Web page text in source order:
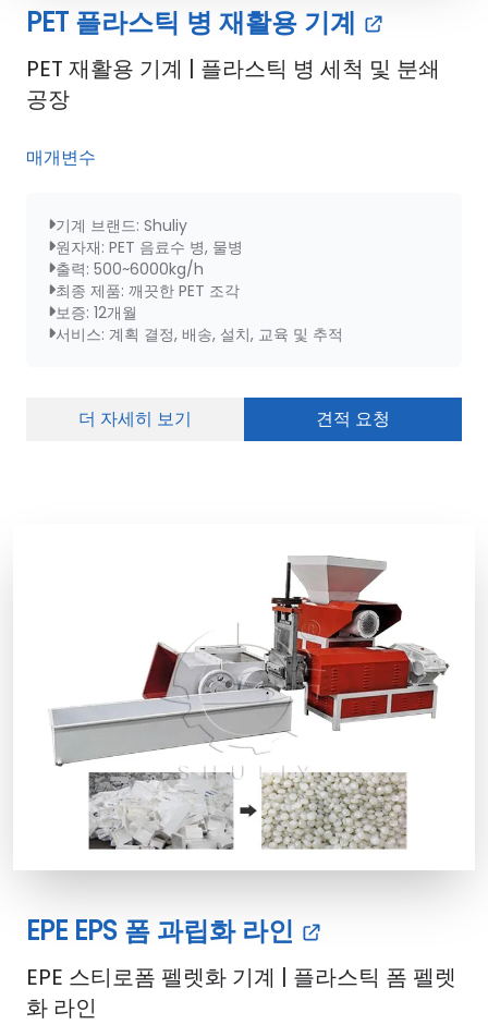
PET 플라스틱 병 재활용 기계
PET 재활용 기계 | 플라스틱 병 세척 및 분쇄
공장
매개변수
기계 브랜드: Shuliy
원자재: PET 음료수 병, 물병
출력: 500~6000kg/h
최종 제품: 깨끗한 PET 조각
보증: 12개월
서비스: 계획 결정, 배송, 설치, 교육 및 추적
더 자세히 보기 견적 요청
EPE EPS 폼 과립화 라인
EPE 스티로폼 펠렛화 기계 | 플라스틱 폼 펠렛
화 라인